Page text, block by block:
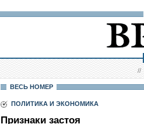
//
ВЕСЬ НОМЕР
ПОЛИТИКА И ЭКОНОМИКА
Признаки застоя